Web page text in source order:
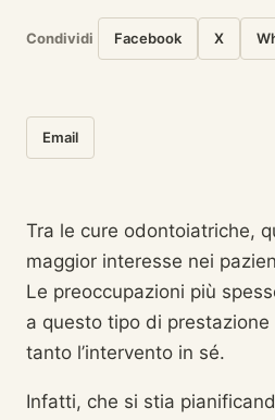
Condividi Facebook X
Email
Tra le cure odontoiatriche,
maggior interesse nei
Le preoccupazioni più
a questo tipo di
tanto l’intervento in sé.
Infatti, che si stia